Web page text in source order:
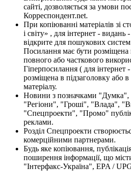
сайті, дозволяється за умови
Корреспондент.net.
При копіюванні матеріалів зі
і світу» , для інтернет - видань
відкрите для пошукових
Посилання має бути розміщена
повного або часткового
Гіперпосилання ( для
розміщена в підзаголовку або
матеріалу.
Новини з позначками "Думка",
"Регіони", "Гроші", "Влада",
"Спецпроекти", "Промо"
реклами.
Розділ Спецпроекти
комерційними партнерами.
Будь яке копіювання,
поширення інформації, що
"Інтерфакс-Україна", EPA /